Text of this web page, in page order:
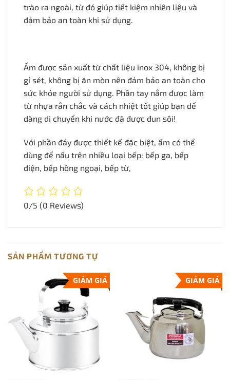
trào ra ngoài, từ đó giúp tiết kiệm nhiên liệu và
đảm bảo an toàn khi sử dụng.
Ấm được sản xuất từ chất liệu inox 304, không bị
gỉ sét, không bị ăn mòn nên đảm bảo an toàn cho
sức khỏe người sử dụng. Phần tay nắm được làm
từ nhựa rắn chắc và cách nhiệt tốt giúp bạn dể
dàng di chuyển khi nước đã được đun sôi!
Với phần đáy được thiết kế đặc biệt, ấm có thể
dùng để nấu trên nhiều loại bếp: bếp ga, bếp
điện, bếp hồng ngoại, bếp từ,
0/5 (0 Reviews)
SẢN PHẨM TƯƠNG TỰ
GIẢM GIÁ GIẢM GIÁ